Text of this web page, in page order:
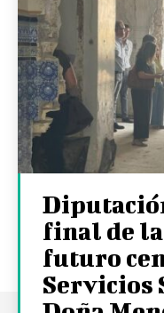
final de
futuro
Servicios